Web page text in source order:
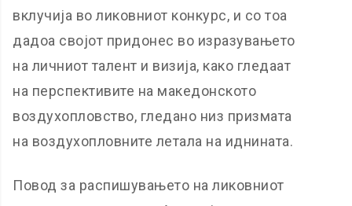
вклучија во ликовниот конкурс, и со тоа
дадоа својот придонес во изразувањето
на личниот талент и визија, како гледаат
на перспективите на македонското
воздухопловство, гледано низ призмата
на воздухопловните летала на иднината.
Повод за распишувањето на ликовниот